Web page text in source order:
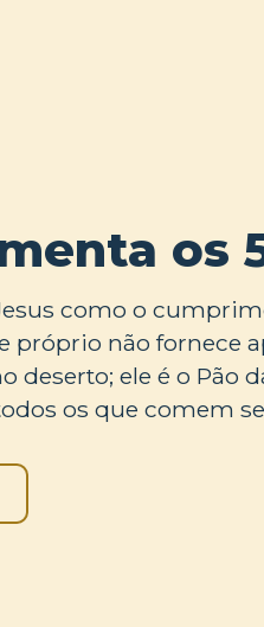
os
como o
próprio não fornece
deserto; ele é o Pão
os que comem